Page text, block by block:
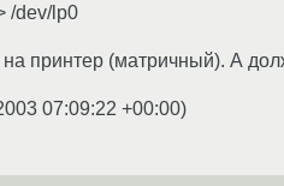
/dev/lp0
принтер (матричный). А
07:09:22 +00:00)